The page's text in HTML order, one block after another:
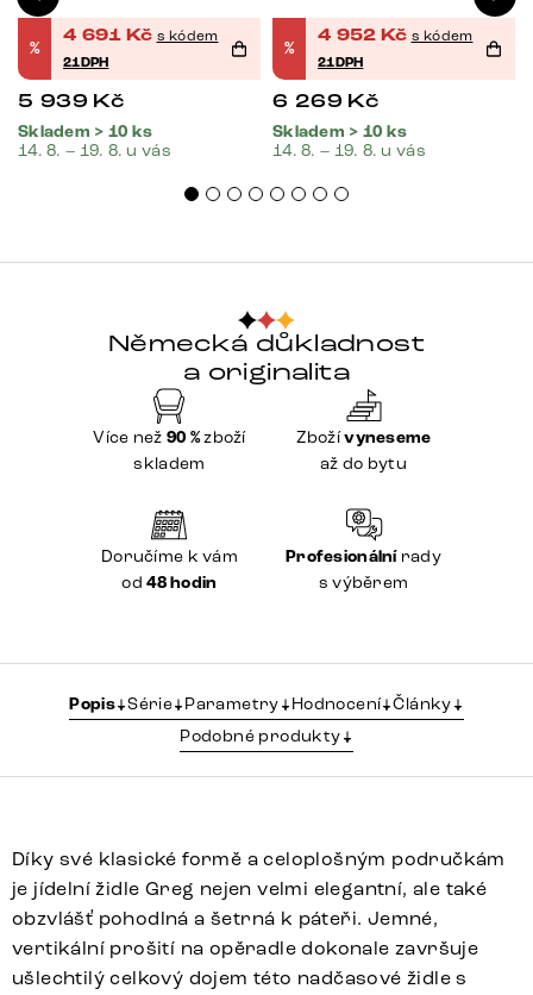
%
4 691 Kč s kódem
21DPH
5 939 Kč
Skladem > 10 ks
14. 8. – 19. 8. u vás
%
4 952 Kč s kódem
21DPH
6 269 Kč
Skladem > 10 ks
14. 8. – 19. 8. u vás
Německá důkladnost
a originalita
Více než 90 %zboží
skladem
Zbožívyneseme
až do bytu
Doručíme k vám
od48 hodin
Profesionálnírady
s výběrem
Popis Série Parametry Hodnocení Články
Podobné produkty
Díky své klasické formě a celoplošným područkám
je jídelní židle Greg nejen velmi elegantní, ale také
obzvlášť pohodlná a šetrná k páteři. Jemné,
vertikální prošití na opěradle dokonale završuje
ušlechtilý celkový dojem této nadčasové židle s